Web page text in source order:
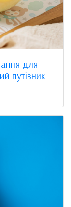
для
путівник